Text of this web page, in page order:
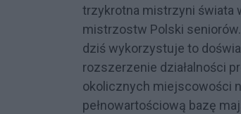
trzykrotna mistrzyni świata
mistrzostw Polski
dziś wykorzystuje to
rozszerzenie działalności
okolicznych miejscowości
pełnowartościową bazę